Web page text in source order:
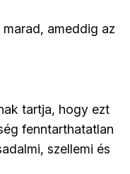
ameddig az
tartja, hogy ezt
fenntarthatatlan
szellemi és